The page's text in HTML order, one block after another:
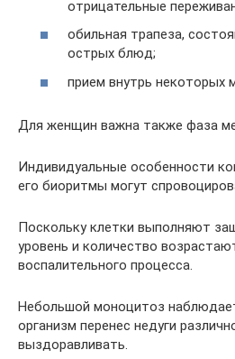
отрицательные
обильная трапеза,
острых блюд;
прием внутрь некоторых
Для женщин важна также фаза
Индивидуальные особенности
его биоритмы могут
Поскольку клетки выполняют
уровень и количество
воспалительного процесса.
Небольшой моноцитоз
организм перенес недуги
выздоравливать.